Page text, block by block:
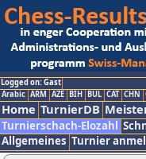
Logged on: Gast
Arabic ARM AZE BIH BUL CAT CHN
Home TurnierDB
Turnierschach-Elozahl
Allgemeines Turnier